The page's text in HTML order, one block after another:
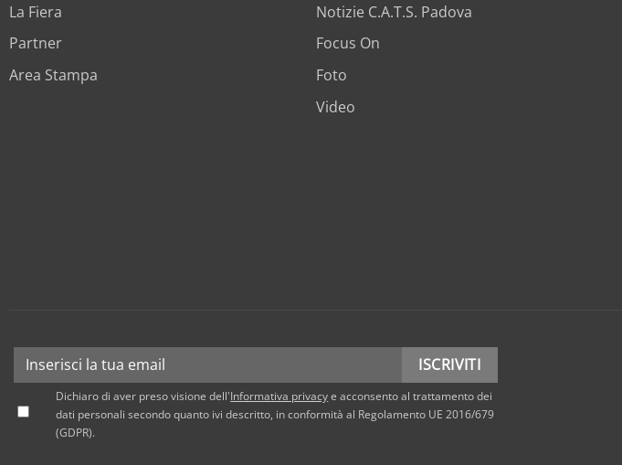
La Fiera
Partner
Area Stampa
Notizie C.A.T.S. Padova
Focus On
Foto
Video
Dichiaro di aver preso visione dell'Informativa privacye acconsento al trattamento dei
dati personali secondo quanto ivi descritto, in conformità al Regolamento UE 2016/679
(GDPR).